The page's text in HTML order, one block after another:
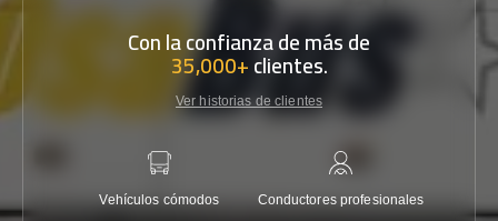
Con la confianza de más de
35,000+clientes.
Ver historias de clientes
Vehículos cómodos Conductores profesionales